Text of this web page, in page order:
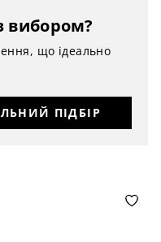
вибором?
що ідеально
ПІДБІР